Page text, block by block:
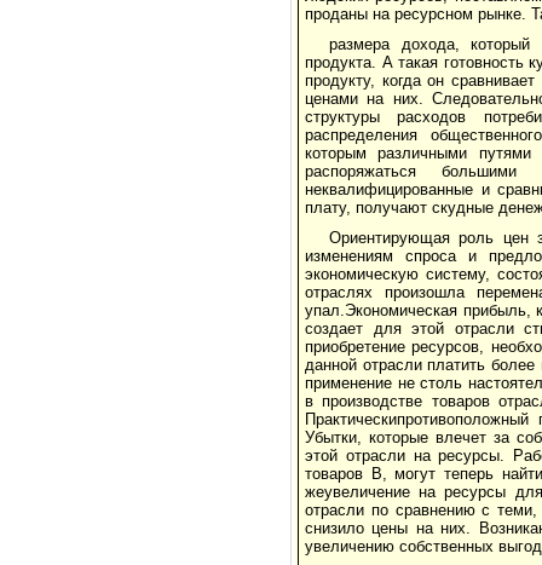
проданы на ресурсном рынке.
размера дохода, который
продукта. А такая готовность
продукту, когда он
ценами на них.
структуры расходов
распределения
которым различными
распоряжаться
неквалифицированные и
плату, получают скудные
Ориентирующая роль цен
изменениям спроса и
экономическую систему,
отраслях произошла
упал.Экономическая прибыль,
создает для этой отрасли
приобретение ресурсов,
данной отрасли платить
применение не столь
в производстве товаров
Убытки, которые влечет за
этой отрасли на ресурсы.
товаров В, могут теперь
жеувеличение на ресурсы
отрасли по сравнению с
снизило цены на них.
увеличению собственных выгод